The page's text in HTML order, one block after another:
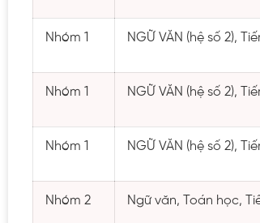
Nhóm 1 NGỮ VĂN (hệ số 2),
Nhóm 1 NGỮ VĂN (hệ số 2),
Nhóm 1 NGỮ VĂN (hệ số 2),
Nhóm 2 Ngữ văn, Toán học,